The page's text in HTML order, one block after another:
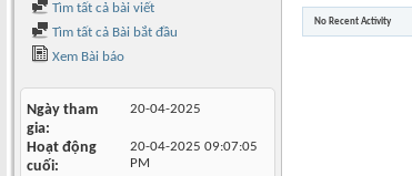
Tìm tất cả bài viết
Tìm tất cả Bài bắt đầu
Xem Bài báo
Ngày tham
gia
20-04-2025
Hoạt động
cuối
20-04-2025 09:07:05
PM
No Recent Activity